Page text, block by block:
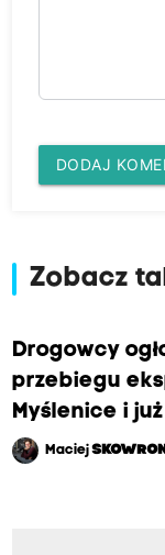
DODAJ
Zobacz
Drogowcy
przebiegu
Myślenice i
Maciej